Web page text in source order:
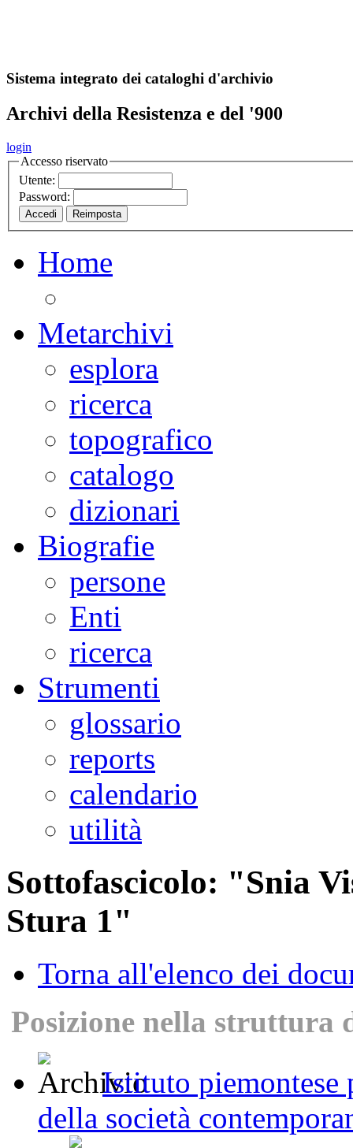
Sistema integrato dei cataloghi d'archivio
Archivi della Resistenza e del '900
login
Accesso riservato
Utente:
Password:
Home
Metarchivi
esplora
ricerca
topografico
catalogo
dizionari
Biografie
persone
Enti
ricerca
Strumenti
glossario
reports
calendario
utilità
Sottofascicolo: "Snia
Stura 1"
Torna all'elenco dei
Posizione nella struttura
Istituto piemontese
della società